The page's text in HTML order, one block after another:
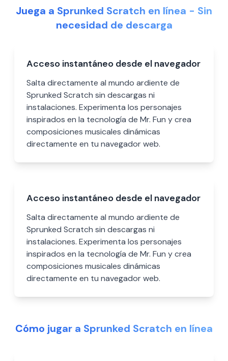
Juega a Sprunked Scratch en línea - Sin
necesidad de descarga
Acceso instantáneo desde el navegador
Salta directamente al mundo ardiente de
Sprunked Scratch sin descargas ni
instalaciones. Experimenta los personajes
inspirados en la tecnología de Mr. Fun y crea
composiciones musicales dinámicas
directamente en tu navegador web.
Acceso instantáneo desde el navegador
Salta directamente al mundo ardiente de
Sprunked Scratch sin descargas ni
instalaciones. Experimenta los personajes
inspirados en la tecnología de Mr. Fun y crea
composiciones musicales dinámicas
directamente en tu navegador web.
Cómo jugar a Sprunked Scratch en línea